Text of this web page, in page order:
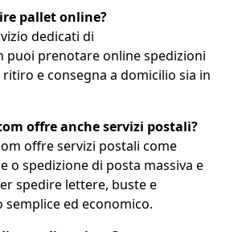
pallet online?
dedicati di
puoi prenotare online spedizioni
e consegna a domicilio sia in
offre anche servizi postali?
offre servizi postali come
o spedizione di posta massiva e
spedire lettere, buste e
ed economico.